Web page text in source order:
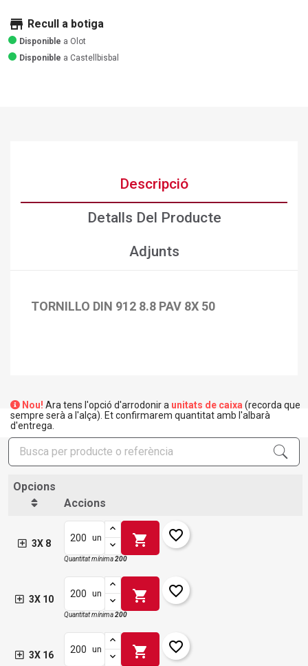
store Recull a botiga
Disponible a Olot
Disponible a Castellbisbal
Descripció
Detalls Del Producte
Adjunts
TORNILLO DIN 912 8.8 PAV 8X 50
Nou! Ara tens l'opció d'arrodonir a unitats de caixa (recorda que
sempre serà a l'alça). Et confirmarem quantitat amb l'albarà
d'entrega.
Opcions
Accions
3X 8
un shopping_cart favorite_border
Quantitat mínima200
3X 10
un shopping_cart favorite_border
Quantitat mínima200
3X 16
un shopping_cart favorite_border